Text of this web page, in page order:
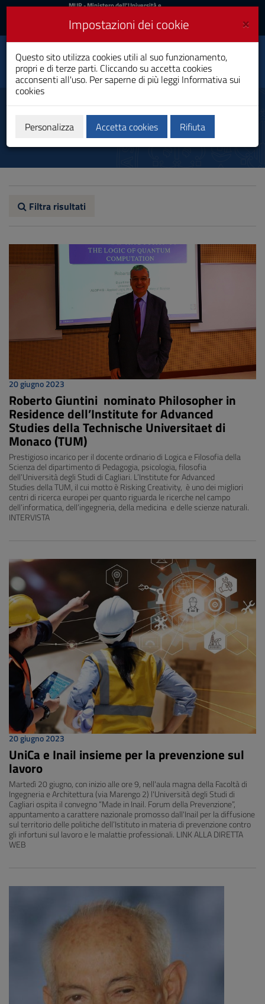
Vai
al
navigazione
sito
Footer
MIUR
Accedi
MUR- Ministero dell'Università e
Accedi UniCA News
Toggle
navigation
Università degli
Studi di Cagliari
Notizie
Filtra risultati
20 giugno 2023
Roberto Giuntini nominato Philosopher in
Residence dell’Institute for Advanced
Studies della Technische Universitaet di
Monaco (TUM)
Prestigioso incarico per il docente ordinario di Logica e Filosofia della
Scienza del dipartimento di Pedagogia, psicologia, filosofia
dell’Università degli Studi di Cagliari. L’Institute for Advanced
Studies della TUM, il cui motto è Risking Creativity, è uno dei migliori
centri di ricerca europei per quanto riguarda le ricerche nel campo
dell’informatica, dell’ingegneria, della medicina e delle scienze naturali.
INTERVISTA
20 giugno 2023
UniCa e Inail insieme per la prevenzione sul
lavoro
Martedì 20 giugno, con inizio alle ore 9, nell'aula magna della Facoltà di
Ingegneria e Architettura (via Marengo 2) l'Università degli Studi di
Cagliari ospita il convegno “Made in Inail. Forum della Prevenzione”,
appuntamento a carattere nazionale promosso dall'Inail per la diffusione
sul territorio delle politiche dell’Istituto in materia di prevenzione contro
gli infortuni sul lavoro e le malattie professionali. LINK ALLA DIRETTA
WEB
×
Impostazioni dei cookie
Questo sito utilizza cookies utili al suo funzionamento,
propri e di terze parti. Cliccando su accetta cookies
acconsenti all'uso. Per saperne di più leggi Informativa sui
cookies
Personalizza Accetta cookies Rifiuta